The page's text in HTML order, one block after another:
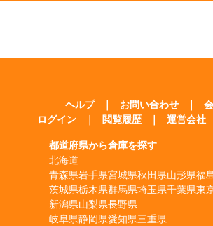
ヘルプ ｜ お問い合わせ ｜
ログイン
｜ 閲覧履歴 ｜ 運営会社
都道府県から倉庫を探す
北海道
青森県岩手県宮城県秋田県山形県福
茨城県栃木県群馬県埼玉県千葉県東
新潟県山梨県長野県
岐阜県静岡県愛知県三重県